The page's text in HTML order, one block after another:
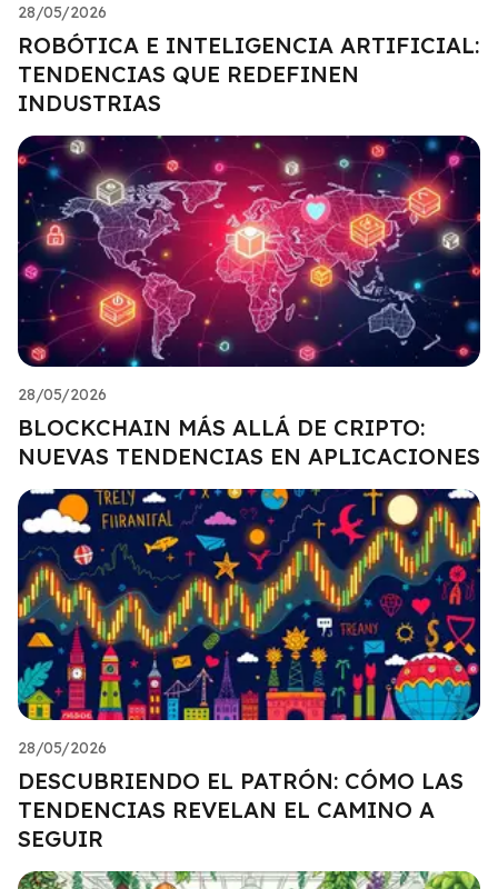
28/05/2026
ROBÓTICA E INTELIGENCIA ARTIFICIAL:
TENDENCIAS QUE REDEFINEN
INDUSTRIAS
28/05/2026
BLOCKCHAIN MÁS ALLÁ DE CRIPTO:
NUEVAS TENDENCIAS EN APLICACIONES
28/05/2026
DESCUBRIENDO EL PATRÓN: CÓMO LAS
TENDENCIAS REVELAN EL CAMINO A
SEGUIR